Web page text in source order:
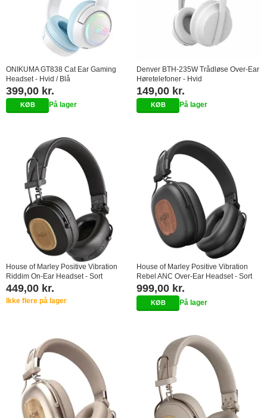
ONIKUMA GT838 Cat Ear Gaming
Headset - Hvid / Blå
399,00 kr.
På lager
Denver BTH-235W Trådløse Over-Ear
Høretelefoner - Hvid
149,00 kr.
På lager
House of Marley Positive Vibration
Riddim On-Ear Headset - Sort
449,00 kr.
Ikke flere på lager
House of Marley Positive Vibration
Rebel ANC Over-Ear Headset - Sort
999,00 kr.
På lager